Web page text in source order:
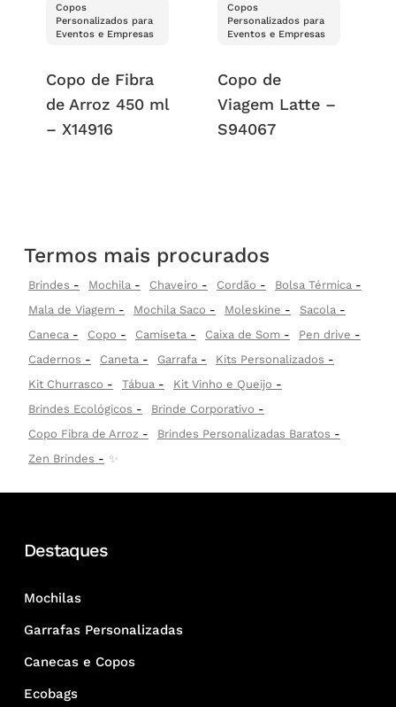
Copos
Personalizados para
Eventos e Empresas
Copo de Fibra
de Arroz 450 ml
– X14916
Copos
Personalizados para
Eventos e Empresas
Copo de
Viagem Latte –
S94067
Termos mais procurados
Brindes Mochila Chaveiro Cordão
Bolsa Térmica
Mala de Viagem
Mochila Saco Moleskine
Sacola
Caneca
Copo Camiseta Caixa de Som
Pen drive
Cadernos
Caneta Garrafa
Kits Personalizados
Kit Churrasco
Tábua
Kit Vinho e Queijo
Brindes Ecológicos
Brinde Corporativo
Copo Fibra de Arroz
Brindes Personalizadas Baratos
Zen Brindes
✨
Destaques
Mochilas
Garrafas Personalizadas
Canecas e Copos
Ecobags